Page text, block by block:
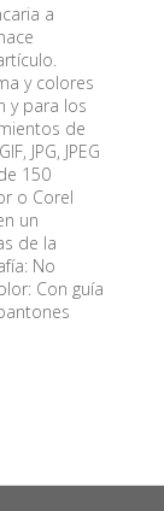
a
y colores
y para los
de
JPG, JPEG
150
o Corel
un
de la
No
Con guía